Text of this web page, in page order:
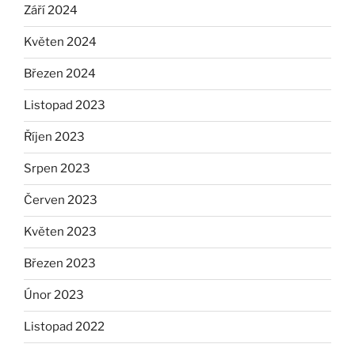
Září 2024
Květen 2024
Březen 2024
Listopad 2023
Říjen 2023
Srpen 2023
Červen 2023
Květen 2023
Březen 2023
Únor 2023
Listopad 2022